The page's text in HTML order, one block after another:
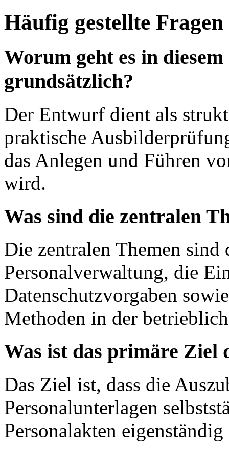
Häufig gestellte Fragen
Worum geht es in
grundsätzlich?
Der Entwurf dient als
praktische
das Anlegen und Führen
wird.
Was sind die zentralen
Die zentralen Themen sind
Personalverwaltung, die
Datenschutzvorgaben
Methoden in der
Was ist das primäre Ziel
Das Ziel ist, dass die
Personalunterlagen
Personalakten